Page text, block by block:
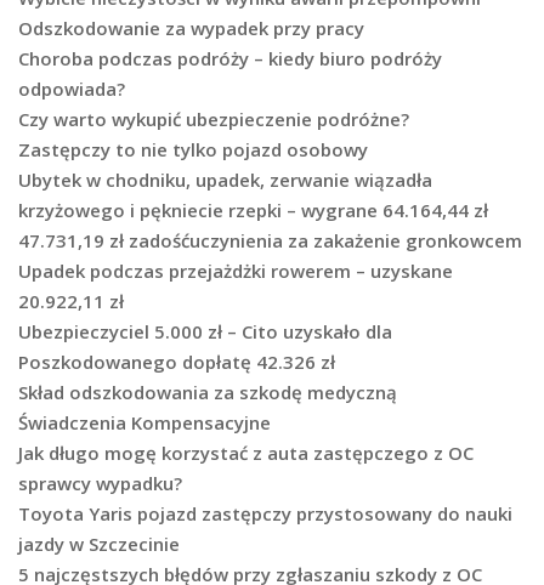
Odszkodowanie za wypadek przy pracy
Choroba podczas podróży – kiedy biuro podróży
odpowiada?
Czy warto wykupić ubezpieczenie podróżne?
Zastępczy to nie tylko pojazd osobowy
Ubytek w chodniku, upadek, zerwanie wiązadła
krzyżowego i pękniecie rzepki – wygrane 64.164,44 zł
47.731,19 zł zadośćuczynienia za zakażenie gronkowcem
Upadek podczas przejażdżki rowerem – uzyskane
20.922,11 zł
Ubezpieczyciel 5.000 zł – Cito uzyskało dla
Poszkodowanego dopłatę 42.326 zł
Skład odszkodowania za szkodę medyczną
Świadczenia Kompensacyjne
Jak długo mogę korzystać z auta zastępczego z OC
sprawcy wypadku?
Toyota Yaris pojazd zastępczy przystosowany do nauki
jazdy w Szczecinie
5 najczęstszych błędów przy zgłaszaniu szkody z OC